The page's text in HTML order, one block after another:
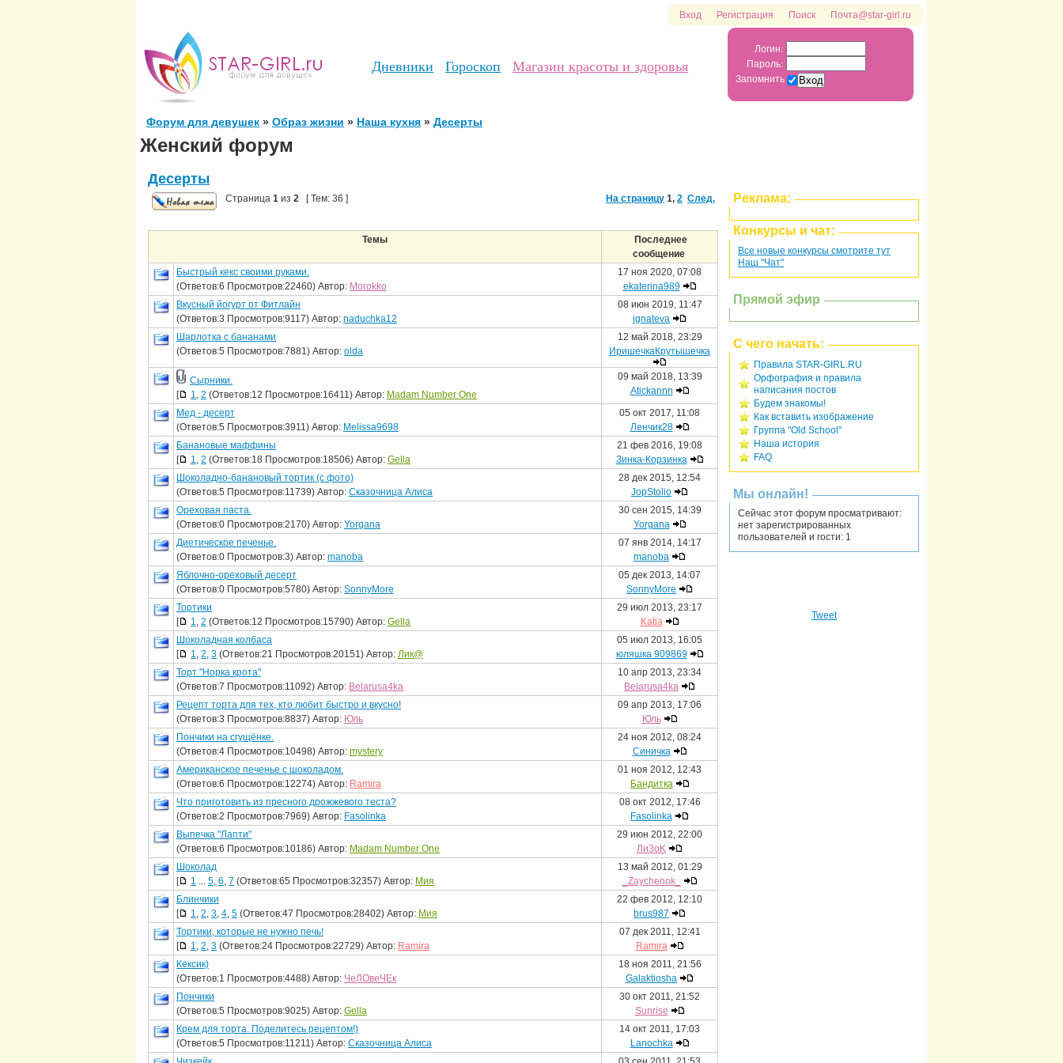
Вход Регистрация Поиск Почта@star-girl.ru
Дневники Гороскоп Магазин красоты и здоровья
Логин:
Пароль:
Запомнить
Форум для девушек » Образ жизни » Наша кухня » Десерты
Женский форум
Десерты
Страница 1 из 2 [ Тем: 36 ] На страницу 1, 2 След.
Темы
Последнее
сообщение
Быстрый кекс своими руками.
(Ответов:6 Просмотров:22460) Автор: Morokko
17 ноя 2020, 07:08
ekaterina989
Вкусный йогурт от Фитлайн
(Ответов:3 Просмотров:9117) Автор: naduchka12
08 июн 2019, 11:47
ignateva
Шарлотка с бананами
(Ответов:5 Просмотров:7881) Автор: olda
12 май 2018, 23:29
ИришечкаКрутышечка
Сырники.
[
1, 2 (Ответов:12 Просмотров:16411) Автор: Madam Number One
09 май 2018, 13:39
Atickannn
Мед - десерт
(Ответов:5 Просмотров:3911) Автор: Melissa9698
05 окт 2017, 11:08
Ленчик28
Банановые маффины
[
1, 2 (Ответов:18 Просмотров:18506) Автор: Gella
21 фев 2016, 19:08
Зинка-Корзинка
Шоколадно-банановый тортик (с фото)
(Ответов:5 Просмотров:11739) Автор: Сказочница Алиса
28 дек 2015, 12:54
JopStolio
Ореховая паста.
(Ответов:0 Просмотров:2170) Автор: Yorgana
30 сен 2015, 14:39
Yorgana
Диетическое печенье.
(Ответов:0 Просмотров:3) Автор: manoba
07 янв 2014, 14:17
manoba
Яблочно-ореховый десерт
(Ответов:0 Просмотров:5780) Автор: SonnyMore
05 дек 2013, 14:07
SonnyMore
Тортики
[
1, 2 (Ответов:12 Просмотров:15790) Автор: Gella
29 июл 2013, 23:17
Katia
Шоколадная колбаса
[
1, 2, 3 (Ответов:21 Просмотров:20151) Автор: Лик@
05 июл 2013, 16:05
юляшка 909869
Торт "Норка крота"
(Ответов:7 Просмотров:11092) Автор: Belarusa4ka
10 апр 2013, 23:34
Belarusa4ka
Рецепт торта для тех, кто любит быстро и вкусно!
(Ответов:3 Просмотров:8837) Автор: Юль
09 апр 2013, 17:06
Юль
Пончики на сгущёнке.
(Ответов:4 Просмотров:10498) Автор: mystery
24 ноя 2012, 08:24
Синичка
Американское печенье с шоколадом.
(Ответов:6 Просмотров:12274) Автор: Ramira
01 ноя 2012, 12:43
Бандитка
Что приготовить из пресного дрожжевого теста?
(Ответов:2 Просмотров:7969) Автор: Fasolinka
08 окт 2012, 17:46
Fasolinka
Выпечка "Лапти"
(Ответов:6 Просмотров:10186) Автор: Madam Number One
29 июн 2012, 22:00
Ли3оK
Шоколад
[
1 ... 5, 6, 7 (Ответов:65 Просмотров:32357) Автор: Мия
13 май 2012, 01:29
_Zaychenok_
Блинчики
[
1, 2, 3, 4, 5 (Ответов:47 Просмотров:28402) Автор: Мия
22 фев 2012, 12:10
brus987
Тортики, которые не нужно печь!
[
1, 2, 3 (Ответов:24 Просмотров:22729) Автор: Ramira
07 дек 2011, 12:41
Ramira
Кексик)
(Ответов:1 Просмотров:4488) Автор: ЧеЛОвеЧЕк
18 ноя 2011, 21:56
Galaktiosha
Пончики
(Ответов:5 Просмотров:9025) Автор: Gella
30 окт 2011, 21:52
Sunrise
Крем для торта. Поделитесь рецептом!)
(Ответов:5 Просмотров:11211) Автор: Сказочница Алиса
14 окт 2011, 17:03
Lanochka
Реклама:
Конкурсы и чат:
Все новые конкурсы смотрите тут
Наш "Чат"
Прямой эфир
С чего начать:
Правила STAR-GIRL.RU
Орфография и правила
написания постов
Будем знакомы!
Как вставить изображение
Группа "Old School"
Наша история
FAQ
Мы онлайн!
Сейчас этот форум просматривают:
нет зарегистрированных
пользователей и гости: 1
Tweet